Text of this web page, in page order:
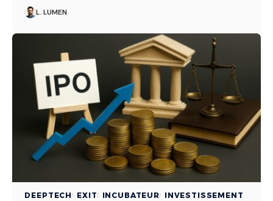
L. LUMEN
DEEPTECH EXIT INCUBATEUR
INVESTISSEMENT